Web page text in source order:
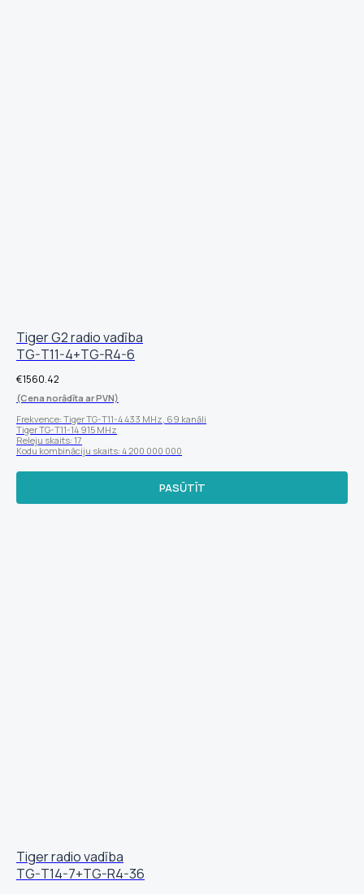
Tiger G2 radio vadība
TG-T11-4+TG-R4-6
€1560.42
(Cena norādīta ar PVN)
Frekvence: Tiger TG-T11-4 433 MHz, 69 kanāli
Tiger TG-T11-14 915 MHz
Releju skaits: 17
Kodu kombināciju skaits: 4 200 000 000
PASŪTĪT
Tiger radio vadība
TG-T14-7+TG-R4-36